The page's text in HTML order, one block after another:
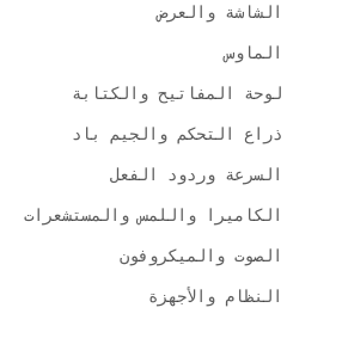
الشاشة والعرض
الماوس
لوحة المفاتيح والكتابة
ذراع التحكم والجيم باد
السرعة وردود الفعل
الكاميرا واللمس والمستشعرات
الصوت والميكروفون
النظام والأجهزة